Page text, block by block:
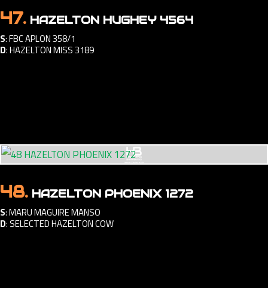
47. HAZELTON HUGHEY 4564
S:FBC APLON 358/1
D:HAZELTON MISS 3189
48. HAZELTON PHOENIX 1272
S:MARU MAGUIRE MANSO
D:SELECTED HAZELTON COW